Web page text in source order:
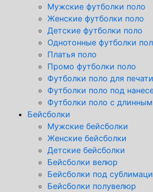
Мужские футболки поло
Женские футболки поло
Детские футболки поло
Однотонные футболки
Платья поло
Промо футболки поло
Футболки поло для печати
Футболки поло под
Футболки поло с
Бейсболки
Мужские бейсболки
Женские бейсболки
Детские бейсболки
Бейсболки велюр
Бейсболки под
Бейсболки полувелюр